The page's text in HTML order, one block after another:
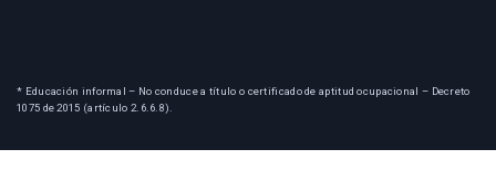
* Educación informal – No conduce a título o certificado de aptitud ocupacional – Decreto
1075 de 2015 (artículo 2.6.6.8).